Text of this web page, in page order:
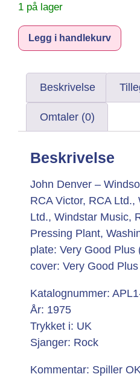
1 på lager
Legg i handlekurv
Beskrivelse
Omtaler (0)
Beskrivelse
John Denver –
RCA Victor, RCA
Ltd., Windstar Music,
Pressing Plant,
plate: Very Good Plus
cover: Very Good
Katalognummer:
År: 1975
Trykket i: UK
Sjanger: Rock
Kommentar: Spiller